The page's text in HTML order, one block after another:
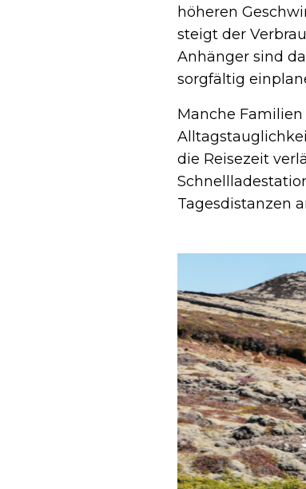
höheren
steigt der
Anhänger sind
sorgfältig
Manche
die Reisezeit
Tagesdistanzen